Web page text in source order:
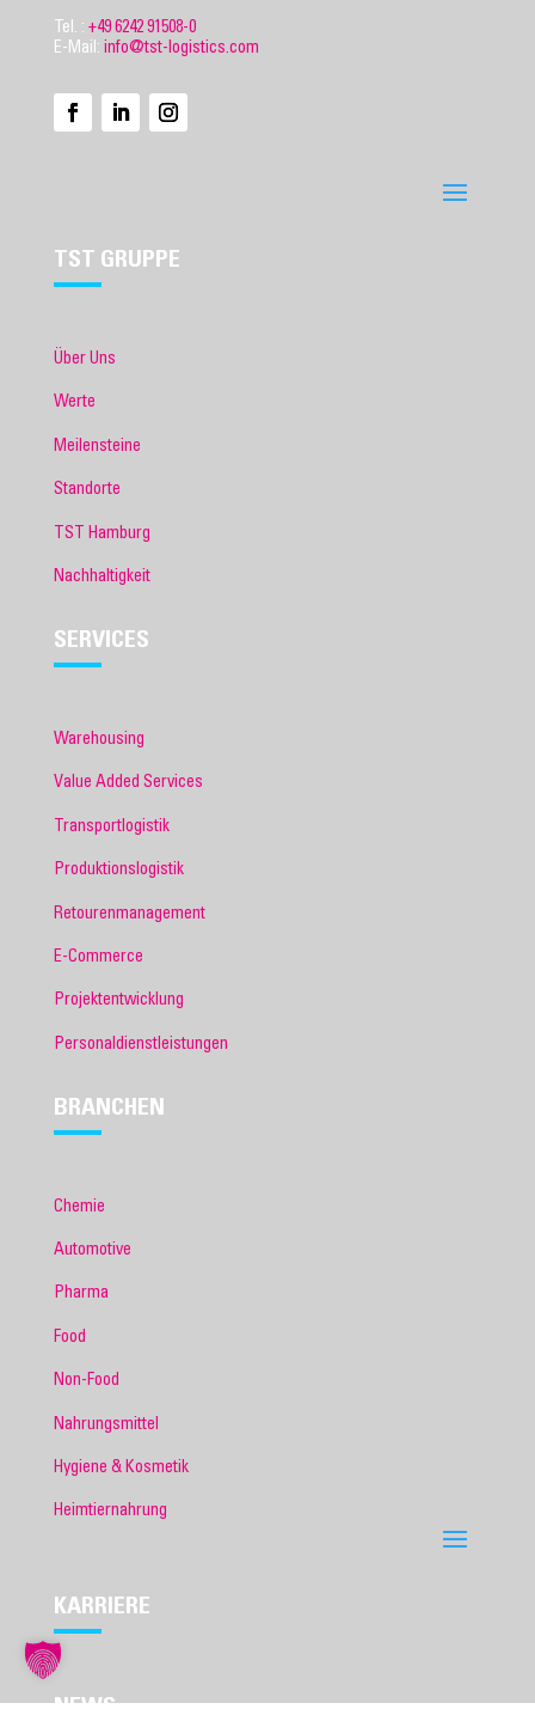
Tel. : +49 6242 91508-0
E-Mail: info@tst-logistics.com
TST GRUPPE
Über Uns
Werte
Meilensteine
Standorte
TST Hamburg
Nachhaltigkeit
SERVICES
Warehousing
Value Added Services
Transportlogistik
Produktionslogistik
Retourenmanagement
E-Commerce
Projektentwicklung
Personaldienstleistungen
BRANCHEN
Chemie
Automotive
Pharma
Food
Non-Food
Nahrungsmittel
Hygiene & Kosmetik
Heimtiernahrung
KARRIERE